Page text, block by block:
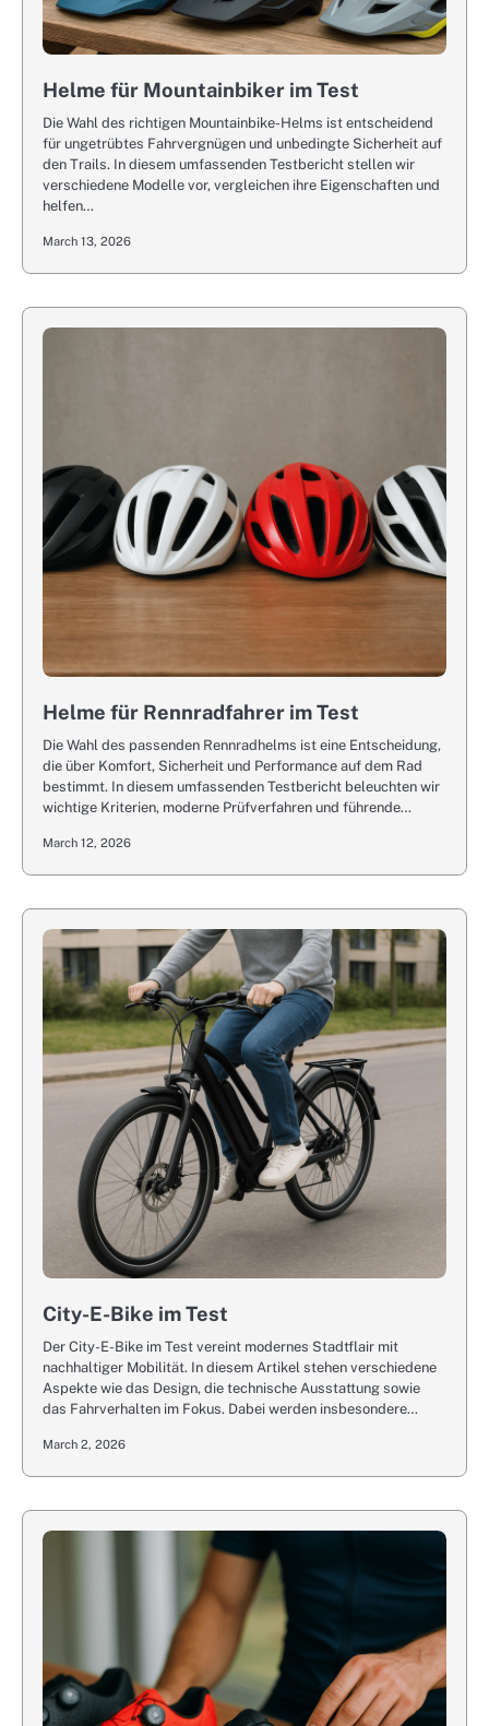
Helme für Mountainbiker im Test
Die Wahl des richtigen Mountainbike-Helms ist entscheidend
für ungetrübtes Fahrvergnügen und unbedingte Sicherheit auf
den Trails. In diesem umfassenden Testbericht stellen wir
verschiedene Modelle vor, vergleichen ihre Eigenschaften und
helfen…
March 13, 2026
Helme für Rennradfahrer im Test
Die Wahl des passenden Rennradhelms ist eine Entscheidung,
die über Komfort, Sicherheit und Performance auf dem Rad
bestimmt. In diesem umfassenden Testbericht beleuchten wir
wichtige Kriterien, moderne Prüfverfahren und führende…
March 12, 2026
City-E-Bike im Test
Der City-E-Bike im Test vereint modernes Stadtflair mit
nachhaltiger Mobilität. In diesem Artikel stehen verschiedene
Aspekte wie das Design, die technische Ausstattung sowie
das Fahrverhalten im Fokus. Dabei werden insbesondere…
March 2, 2026